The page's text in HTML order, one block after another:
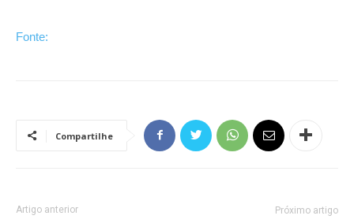
Fonte:
Compartilhe
Artigo anterior Próximo artigo